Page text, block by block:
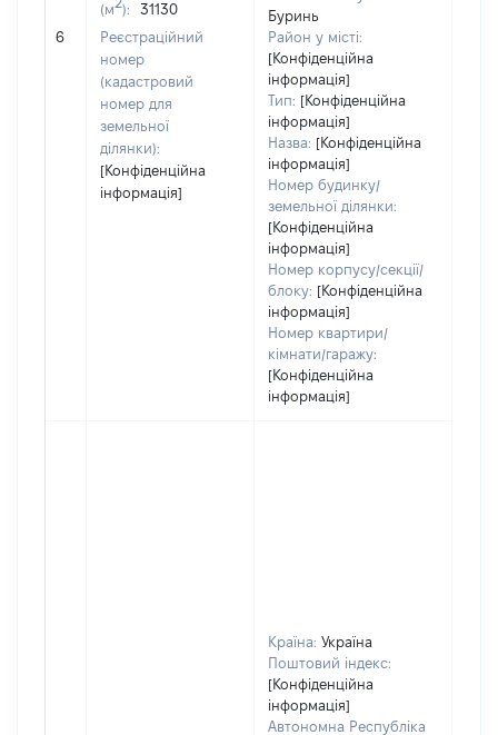
6
(м ):
31130
Реєстраційний
номер
(кадастровий
номер для
земельної
ділянки):
[Конфіденційна
інформація]
Буринь
Район у місті:
[Конфіденційна
інформація]
Тип: [Конфіденційна
інформація]
Назва: [Конфіденційна
інформація]
Номер будинку/
земельної ділянки:
[Конфіденційна
інформація]
Номер корпусу/секції/
блоку: [Конфіденційна
інформація]
Номер квартири/
кімнати/гаражу:
[Конфіденційна
інформація]
Країна: Україна
Поштовий індекс:
[Конфіденційна
інформація]
Автономна Республіка